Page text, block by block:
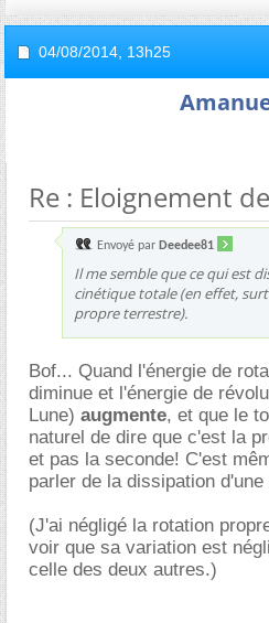
04/08/2014, 13h25
Re : Eloignement
Envoyé par Deedee81
Il me semble que ce qui est
cinétique totale (en effet,
propre terrestre).
Bof... Quand l'énergie de
diminue et l'énergie de
Lune) augmente, et que le
naturel de dire que c'est la
et pas la seconde! C'est
parler de la dissipation
(J'ai négligé la rotation
voir que sa variation est
celle des deux autres.)